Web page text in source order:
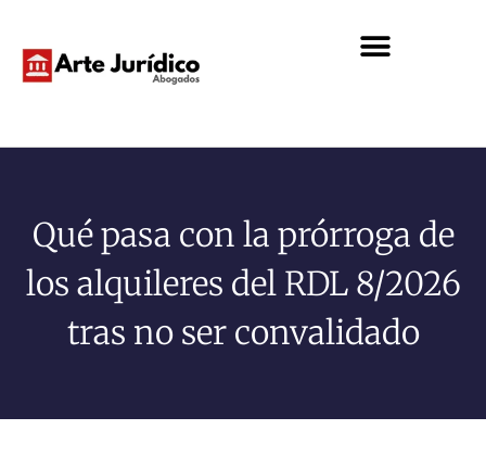
Qué pasa con la prórroga de
los alquileres del RDL 8/2026
tras no ser convalidado